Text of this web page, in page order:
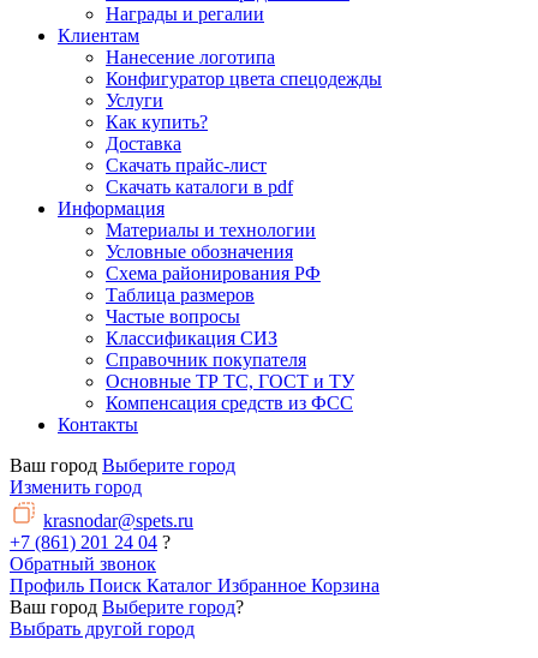
Награды и регалии
Клиентам
Нанесение логотипа
Конфигуратор цвета спецодежды
Услуги
Как купить?
Доставка
Скачать прайс-лист
Скачать каталоги в pdf
Информация
Материалы и технологии
Условные обозначения
Схема районирования РФ
Таблица размеров
Частые вопросы
Классификация СИЗ
Справочник покупателя
Основные ТР ТС, ГОСТ и ТУ
Компенсация средств из ФСС
Контакты
Ваш город Выберите город
Изменить город
krasnodar@spets.ru
+7 (861) 201 24 04 ?
Обратный звонок
Профиль Поиск Каталог Избранное Корзина
Ваш город Выберите город?
Выбрать другой город